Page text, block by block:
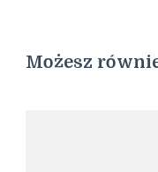
Możesz